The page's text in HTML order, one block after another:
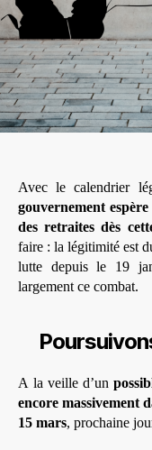
Avec le calendrier
gouvernement
des retraites dès
faire : la légitimité est
lutte depuis le 19
largement ce combat.
A la veille d’un
encore massivement
15 mars, prochaine